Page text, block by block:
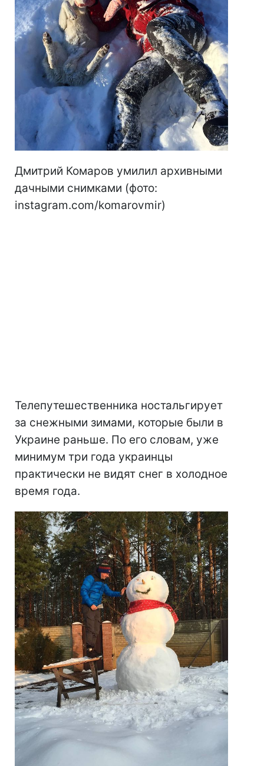
Дмитрий Комаров умилил архивными
дачными снимками (фото:
instagram.com/komarovmir)
Телепутешественника ностальгирует
за снежными зимами, которые были в
Украине раньше. По его словам, уже
минимум три года украинцы
практически не видят снег в холодное
время года.